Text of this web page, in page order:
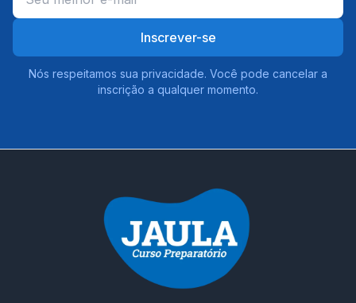
Inscrever-se
Nós respeitamos sua privacidade. Você pode cancelar a
inscrição a qualquer momento.